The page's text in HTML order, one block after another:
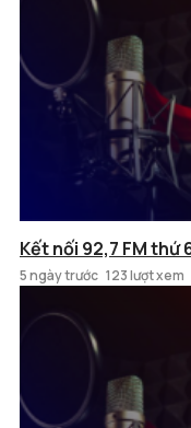
Kết nối 92,7 FM thứ
5 ngày trước 123 lượt xem